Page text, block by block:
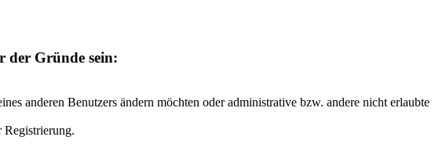
der Gründe sein:
anderen Benutzers ändern möchten oder administrative bzw. andere nicht erlaubte
Registrierung.